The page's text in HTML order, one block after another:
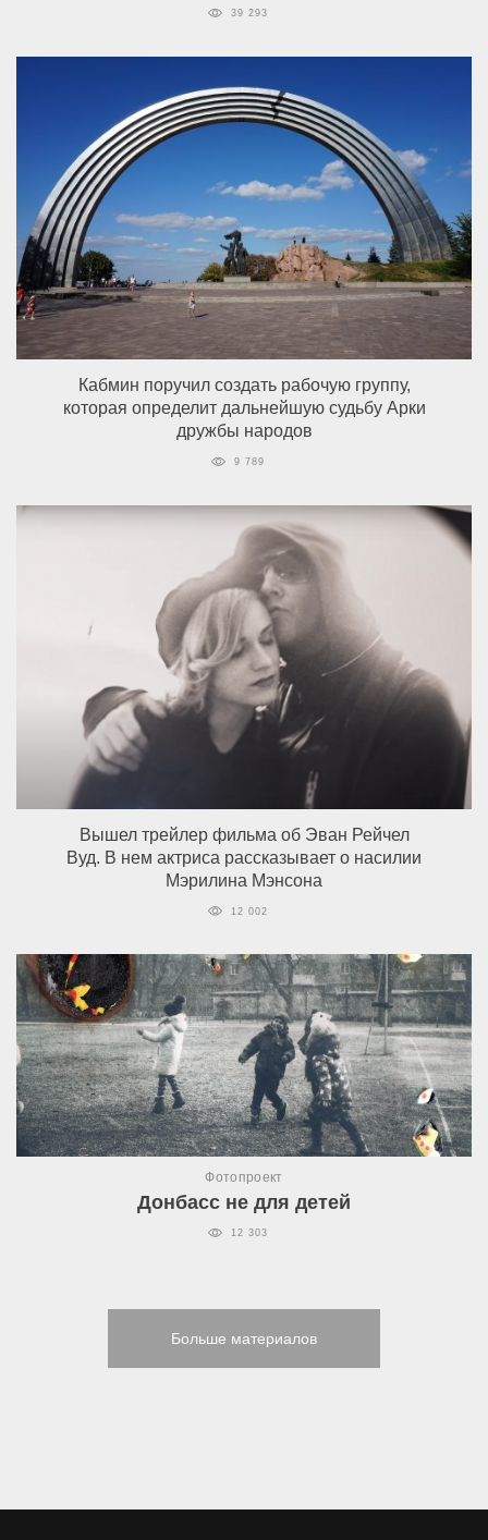
39 293
Кабмин поручил создать рабочую группу,
которая определит дальнейшую судьбу Арки
дружбы народов
9 789
Вышел трейлер фильма об Эван Рейчел
Вуд. В нем актриса рассказывает о насилии
Мэрилина Мэнсона
12 002
Фотопроект
Донбасс не для детей
12 303
Больше материалов